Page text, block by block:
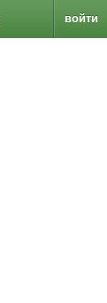
войти